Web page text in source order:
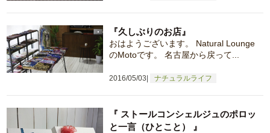
2016/05/03 ナチュラルライフ
『久しぶりのお店』
おはようございます。 Natural Lounge
のMotoです。 名古屋から戻って...
『 ストールコンシェルジュのポロッ
と一言（ひとこと） 』